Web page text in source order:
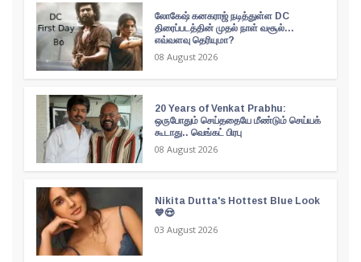
லோகேஷ் கனகராஜ் நடித்துள்ள DC
திரைப்படத்தின் முதல் நாள் வசூல்...
எவ்வளவு தெரியுமா?
08 August 2026
20 Years of Venkat Prabhu:
ஒருபோதும் செய்ததையே மீண்டும் செய்யக்
கூடாது.. வெங்கட் பிரபு
08 August 2026
Nikita Dutta's Hottest Blue Look
💙😍
03 August 2026